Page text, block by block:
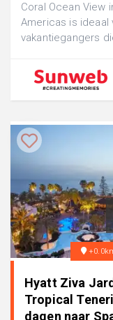
Coral Ocean View
Americas is ideaal
vakantiegangers
willen en gra...
Hyatt Ziva
Tropical
dagen naar